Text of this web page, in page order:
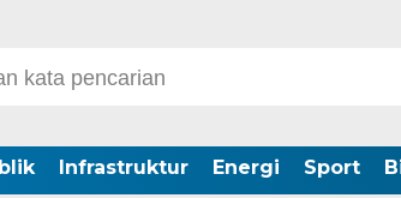
Infrastruktur Energi Sport